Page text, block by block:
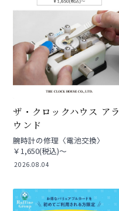
ザ・クロックハウス アラ
ウンド
腕時計の修理〈電池交換〉
￥1,650(税込)～
2026.08.04